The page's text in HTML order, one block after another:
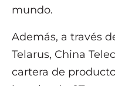
mundo.
Además, a través
Telarus, China
cartera de